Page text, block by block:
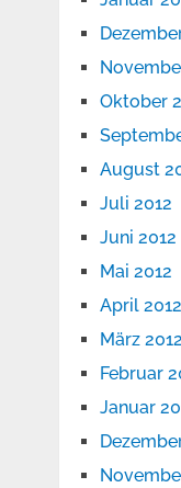
Oktober
August
Juli 2012
Juni 2012
Mai 2012
April 2012
März 2012
Februar
Januar